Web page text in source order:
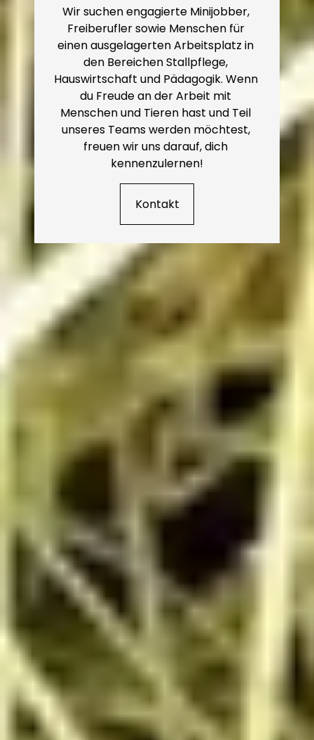
Wir suchen engagierte Minijobber,
Freiberufler sowie Menschen für
einen ausgelagerten Arbeitsplatz in
den Bereichen Stallpflege,
Hauswirtschaft und Pädagogik. Wenn
du Freude an der Arbeit mit
Menschen und Tieren hast und Teil
unseres Teams werden möchtest,
freuen wir uns darauf, dich
kennenzulernen!
Kontakt